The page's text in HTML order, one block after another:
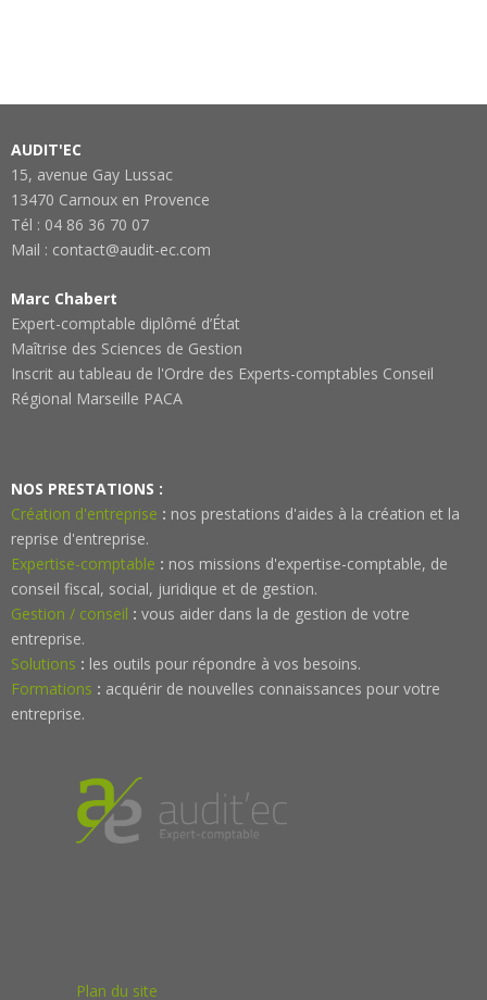
AUDIT'EC
15, avenue Gay Lussac
13470 Carnoux en Provence
Tél : 04 86 36 70 07
Mail : contact@audit-ec.com
Marc Chabert
Expert-comptable diplômé d’État
Maîtrise des Sciences de Gestion
Inscrit au tableau de l'Ordre des Experts-comptables Conseil
Régional Marseille PACA
NOS PRESTATIONS :
Création d'entreprise : nos prestations d'aides à la création et la
reprise d'entreprise.
Expertise-comptable : nos missions d'expertise-comptable, de
conseil fiscal, social, juridique et de gestion.
Gestion / conseil : vous aider dans la de gestion de votre
entreprise.
Solutions : les outils pour répondre à vos besoins.
Formations : acquérir de nouvelles connaissances pour votre
entreprise.
Plan du site